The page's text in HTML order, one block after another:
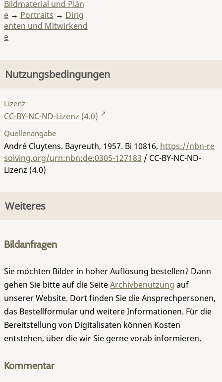
Bildmaterial und Plän
e → Portraits → Dirig
enten und Mitwirkend
e
Nutzungsbedingungen
Lizenz
CC-BY-NC-ND-Lizenz (4.0)
Quellenangabe
André Cluytens. Bayreuth, 1957. Bi 10816, https://nbn-re
solving.org/urn:nbn:de:0305-127183 / CC-BY-NC-ND-
Lizenz (4.0)
Weiteres
Bildanfragen
Sie möchten Bilder in hoher Auflösung bestellen? Dann
gehen Sie bitte auf die SeiteArchivbenutzung auf
unserer Website. Dort finden Sie die Ansprechpersonen,
das Bestellformular und weitere Informationen. Für die
Bereitstellung von Digitalisaten können Kosten
entstehen, über die wir Sie gerne vorab informieren.
Kommentar